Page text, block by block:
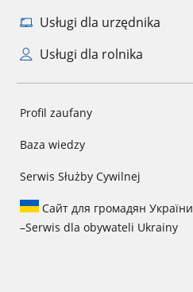
Usługi dla urzędnika
Usługi dla rolnika
Profil zaufany
Baza wiedzy
Serwis Służby Cywilnej
Сайт для громадян України
–Serwis dla obywateli Ukrainy